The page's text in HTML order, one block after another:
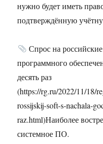
нужно будет иметь
подтверждённую
Спрос на
программного
десять раз
(https://rg.ru/2022/11/18/
rossijskij-soft-s-nachala-
raz.html)Наиболее
системное ПО.